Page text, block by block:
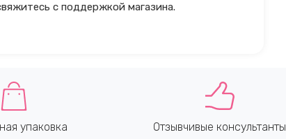
с поддержкой магазина.
упаковка Отзывчивые консультанты